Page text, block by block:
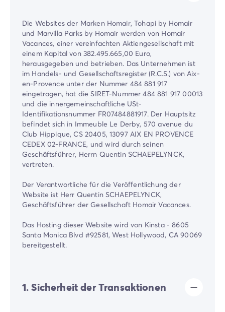
Die Websites der Marken Homair, Tohapi by Homair
und Marvilla Parks by Homair werden von Homair
Vacances, einer vereinfachten Aktiengesellschaft mit
einem Kapital von 382.495.665,00 Euro,
herausgegeben und betrieben. Das Unternehmen ist
im Handels- und Gesellschaftsregister (R.C.S.) von Aix-
en-Provence unter der Nummer 484 881 917
eingetragen, hat die SIRET-Nummer 484 881 917 00013
und die innergemeinschaftliche USt-
Identifikationsnummer FR07484881917. Der Hauptsitz
befindet sich in Immeuble Le Derby, 570 avenue du
Club Hippique, CS 20405, 13097 AIX EN PROVENCE
CEDEX 02-FRANCE, und wird durch seinen
Geschäftsführer, Herrn Quentin SCHAEPELYNCK,
vertreten.
Der Verantwortliche für die Veröffentlichung der
Website ist Herr Quentin SCHAEPELYNCK,
Geschäftsführer der Gesellschaft Homair Vacances.
Das Hosting dieser Website wird von Kinsta - 8605
Santa Monica Blvd #92581, West Hollywood, CA 90069
bereitgestellt.
1. Sicherheit der Transaktionen